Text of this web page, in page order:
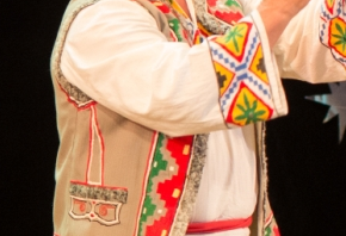
Коллективы Новости
ОТЧЕТЫ ГКЦ